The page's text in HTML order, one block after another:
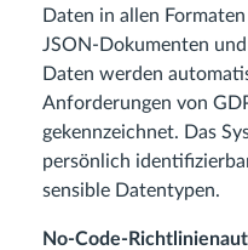
Daten in allen
JSON‑Dokumenten
Daten werden
Anforderungen von
gekennzeichnet. Das
persönlich
sensible Datentypen.